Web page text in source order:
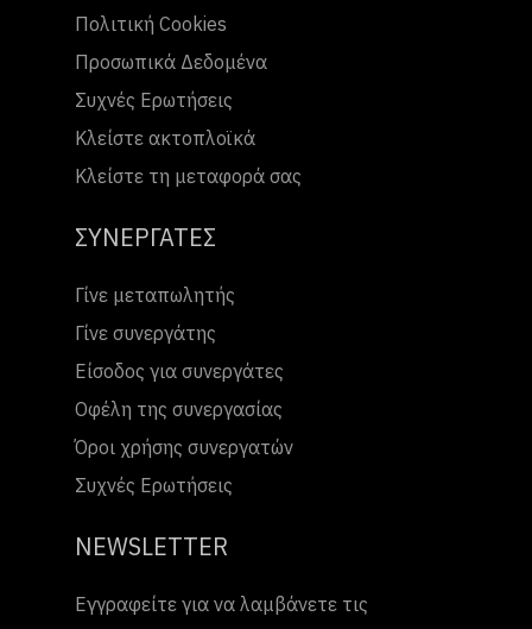
Πολιτική Cookies
Προσωπικά Δεδομένα
Συχνές Ερωτήσεις
Κλείστε ακτοπλοϊκά
Κλείστε τη μεταφορά σας
ΣΥΝΕΡΓΑΤΕΣ
Γίνε μεταπωλητής
Γίνε συνεργάτης
Είσοδος για συνεργάτες
Οφέλη της συνεργασίας
Όροι χρήσης συνεργατών
Συχνές Ερωτήσεις
NEWSLETTER
Εγγραφείτε για να λαμβάνετε τις